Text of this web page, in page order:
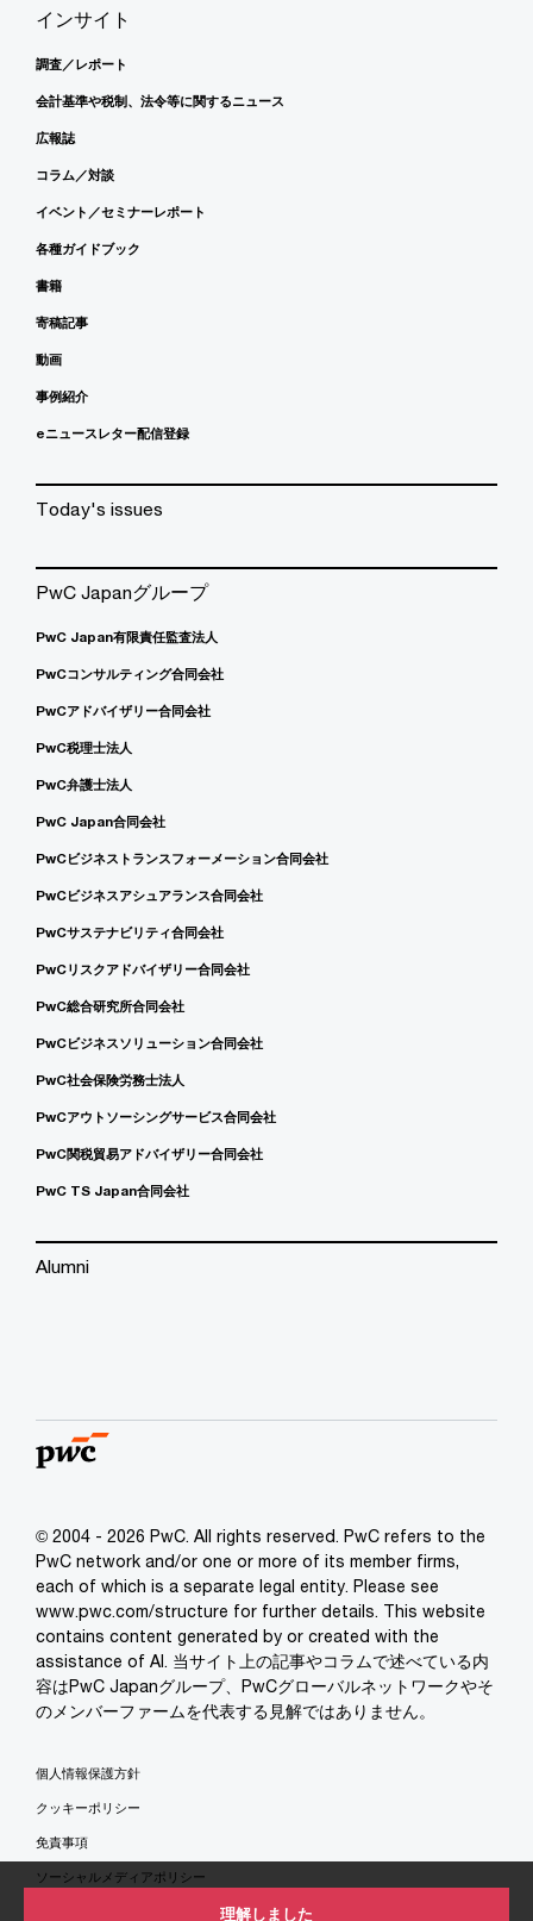
理解しました
インサイト
調査／レポート
会計基準や税制、法令等に関するニュース
広報誌
コラム／対談
イベント／セミナーレポート
各種ガイドブック
書籍
寄稿記事
動画
事例紹介
eニュースレター配信登録
Today's issues
PwC Japanグループ
PwC Japan有限責任監査法人
PwCコンサルティング合同会社
PwCアドバイザリー合同会社
PwC税理士法人
PwC弁護士法人
PwC Japan合同会社
PwCビジネストランスフォーメーション合同会社
PwCビジネスアシュアランス合同会社
PwCサステナビリティ合同会社
PwCリスクアドバイザリー合同会社
PwC総合研究所合同会社
PwCビジネスソリューション合同会社
PwC社会保険労務士法人
PwCアウトソーシングサービス合同会社
PwC関税貿易アドバイザリー合同会社
PwC TS Japan合同会社
Alumni
© 2004 - 2026 PwC. All rights reserved. PwC refers to the
PwC network and/or one or more of its member firms,
each of which is a separate legal entity. Please see
www.pwc.com/structure for further details. This website
contains content generated by or created with the
assistance of AI. 当サイト上の記事やコラムで述べている内
容はPwC Japanグループ、PwCグローバルネットワークやそ
のメンバーファームを代表する見解ではありません。
個人情報保護方針
クッキーポリシー
免責事項
ソーシャルメディアポリシー